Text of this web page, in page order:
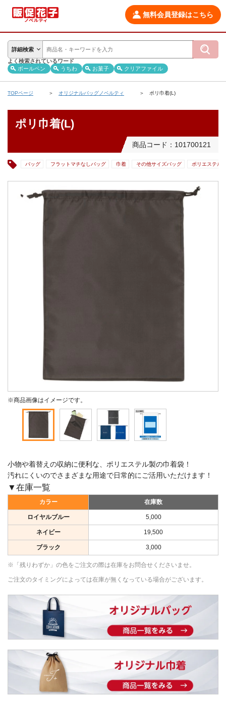
無料会員登録はこちら
詳細検索
よく検索されているワード
ボールペン
うちわ お菓子 クリアファイル
TOPページ オリジナルバッグノベルティ ポリ巾着(L)
ポリ巾着(L)
商品コード：101700121
バッグ フラットマチなしバッグ 巾着 その他サイズバッグ ポリエステル
※商品画像はイメージです。
小物や着替えの収納に便利な、ポリエステル製の巾着袋！
汚れにくいのでさまざまな用途で日常的にご活用いただけます！
▼在庫一覧
カラー 在庫数
ロイヤルブルー 5,000
ネイビー 19,500
ブラック 3,000
※「残りわずか」の色をご注文の際は在庫をお問合せくださいませ。
ご注文のタイミングによっては在庫が無くなっている場合がございます。